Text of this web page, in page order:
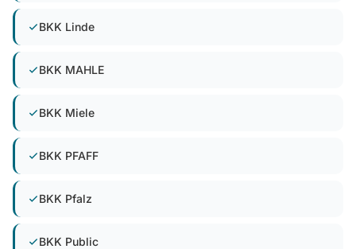
BKK Linde
BKK MAHLE
BKK Miele
BKK PFAFF
BKK Pfalz
BKK Public